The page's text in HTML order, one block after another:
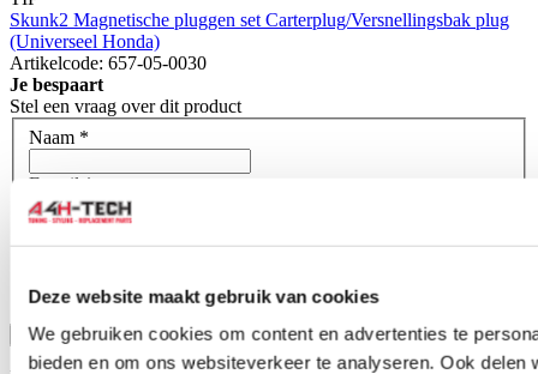
Deze website maakt gebruik van cookies
We gebruiken cookies om content en advertenties te
bieden en om ons websiteverkeer te analyseren. Ook
Skunk2 Magnetische pluggen set Carterplug/Versnellingsbak plug
(Universeel Honda)
Artikelcode: 657-05-0030
Je bespaart
Stel een vraag over dit product
Naam *
E-mail *
Wat is je vraag?
Bevestig